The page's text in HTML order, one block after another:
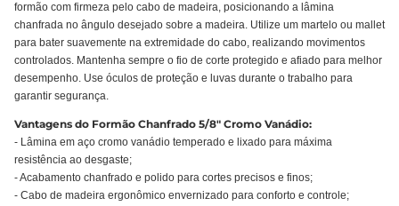
formão com firmeza pelo cabo de madeira, posicionando a lâmina
chanfrada no ângulo desejado sobre a madeira. Utilize um martelo ou mallet
para bater suavemente na extremidade do cabo, realizando movimentos
controlados. Mantenha sempre o fio de corte protegido e afiado para melhor
desempenho. Use óculos de proteção e luvas durante o trabalho para
garantir segurança.
Vantagens do Formão Chanfrado 5/8" Cromo Vanádio:
- Lâmina em aço cromo vanádio temperado e lixado para máxima
resistência ao desgaste;
- Acabamento chanfrado e polido para cortes precisos e finos;
- Cabo de madeira ergonômico envernizado para conforto e controle;